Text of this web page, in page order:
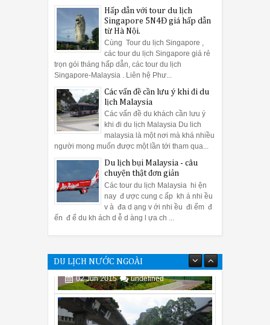
Hấp dẫn với tour du lịch
Singapore 5N4Đ giá hấp dẫn
từ Hà Nội.
Cùng Tour du lịch Singapore ,
các tour du lịch Singapore giá rẻ
trọn gói tháng hấp dẫn, các tour du lịch
Singapore-Malaysia . Liên hệ Phư...
Các vấn đề cần lưu ý khi đi du
lịch Malaysia
Các vấn đề du khách cần lưu ý
khi đi du lịch Malaysia Du lich
malaysia là một nơi mà khá nhiều
người mong muốn được một lần tới tham qua...
Du lịch bụi Malaysia - câu
chuyện thật đơn giản
Các tour du lịch Malaysia hi ện
nay đ ược cung c ấp kh á nhi ều
v à đa d ạng v ới nhi ều đi ểm đ
ến đ ể du kh ách d ễ d àng l ựa ch ...
DU LỊCH NƯỚC NGOÀI